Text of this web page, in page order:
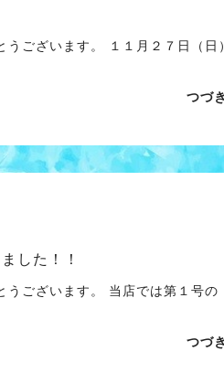
ございます。 １１月２７日（日
つづ
した！！
ございます。 当店では第１号の
つづ